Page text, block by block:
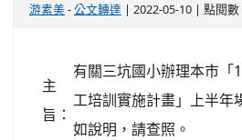
游素美-公文轉達 | 2022-05-10 | 點閱數
主
旨：
有關三坑國小辦理本市「
工培訓實施計畫」上半年
如說明，請查照。